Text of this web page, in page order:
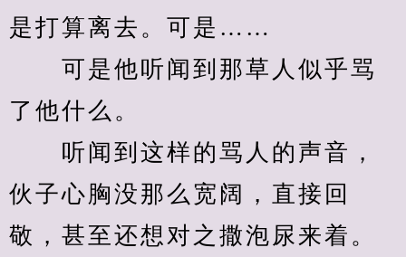
是打算离去。可是……
可是他听闻到那草人似乎骂
了他什么。
听闻到这样的骂人的声音，
伙子心胸没那么宽阔，直接回
敬，甚至还想对之撒泡尿来着。